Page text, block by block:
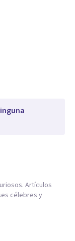
Artículos
célebres y